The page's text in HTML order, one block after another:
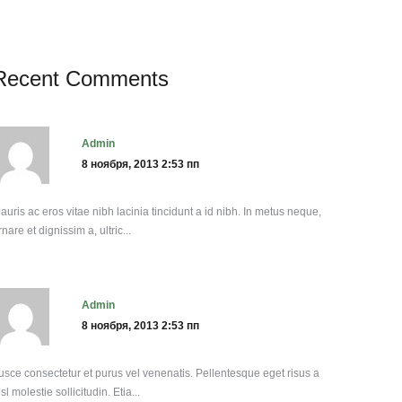
Comments
admin
8 ноября, 2013 2:53 пп
ac eros vitae nibh lacinia tincidunt a id nibh. In metus neque,
et dignissim a, ultric...
admin
8 ноября, 2013 2:53 пп
consectetur et purus vel venenatis. Pellentesque eget risus a
molestie sollicitudin. Etia...